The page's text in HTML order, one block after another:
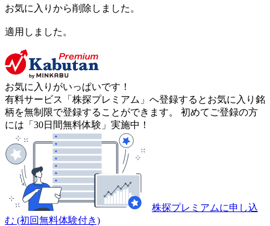
お気に入りから削除しました。
適用しました。
お気に入りがいっぱいです！
有料サービス「株探プレミアム」へ登録するとお気に入り銘
柄を無制限で登録することができます。 初めてご登録の方
には「30日間無料体験」実施中！
株探プレミアムに申し込
む (初回無料体験付き)